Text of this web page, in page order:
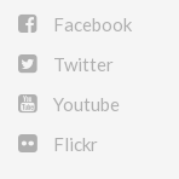
Facebook
Twitter
Youtube
Flickr